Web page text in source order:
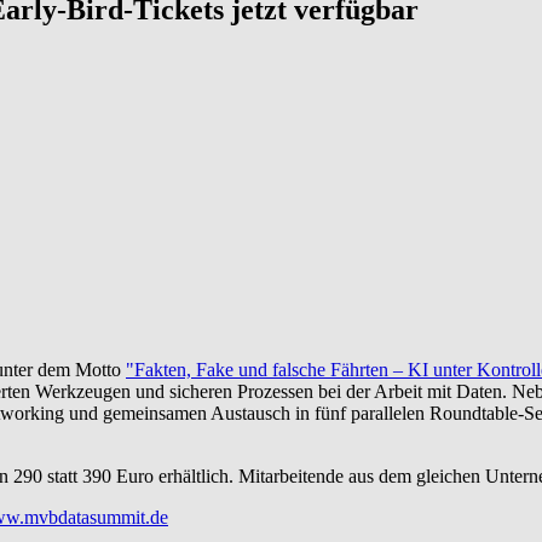
Bird-Tickets jetzt verfügbar
dem Motto "Fakten, Fake und falsche Fährten – KI unter
Werkzeugen und sicheren Prozessen bei der Arbeit mit Daten.
und gemeinsamen Austausch in fünf parallelen Roundtable-
statt 390 Euro erhältlich. Mitarbeitende aus dem gleichen